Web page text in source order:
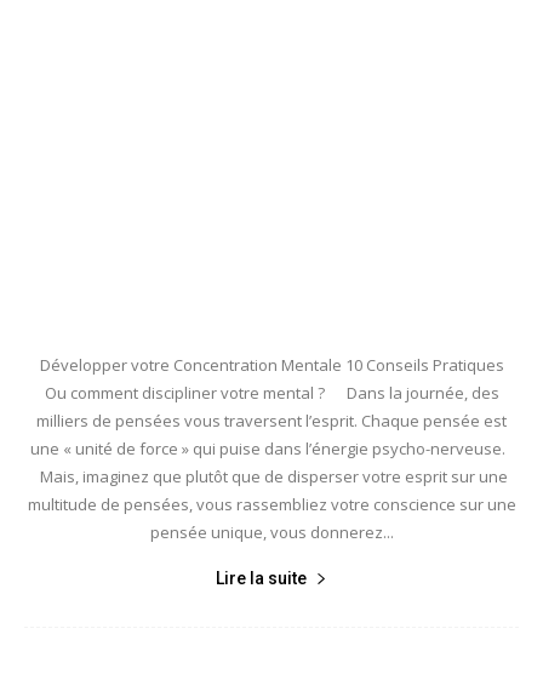
Développer votre Concentration Mentale 10 Conseils Pratiques
Ou comment discipliner votre mental ? Dans la journée, des
milliers de pensées vous traversent l’esprit. Chaque pensée est
une « unité de force » qui puise dans l’énergie psycho-nerveuse.
Mais, imaginez que plutôt que de disperser votre esprit sur une
multitude de pensées, vous rassembliez votre conscience sur une
pensée unique, vous donnerez...
Lire la suite